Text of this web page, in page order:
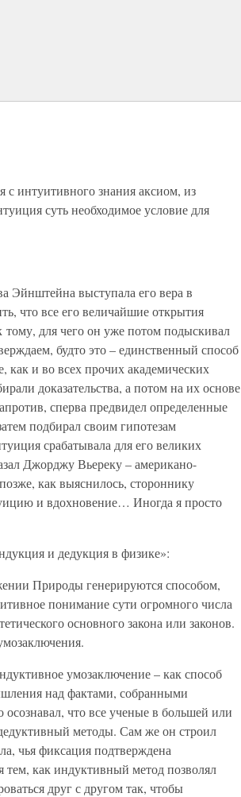
интуитивного знания аксиом, из
суть необходимое условие для
Эйнштейна выступала его вера в
что все его величайшие открытия
тому, для чего он уже потом подыскивал
будто это – единственный способ
как и во всех прочих академических
доказательства, а потом на их основе
сперва предвидел определенные
подбирал своим гипотезам
срабатывала для его великих
Джорджу Вьереку – американо-
как выяснилось, стороннику
и вдохновение… Иногда я просто
и дедукция в физике»:
Природы генерируются способом,
понимание сути огромного числа
основного закона или законов.
умозаключение – как способ
над фактами, собранными
что все ученые в большей или
методы. Сам же он строил
чья фиксация подтверждена
как индуктивный метод позволял
друг с другом так, чтобы